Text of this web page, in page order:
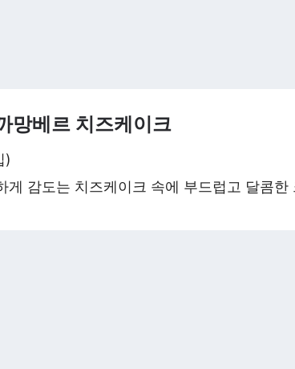
망베르 치즈케이크
)
게 감도는 치즈케이크 속에 부드럽고 달콤